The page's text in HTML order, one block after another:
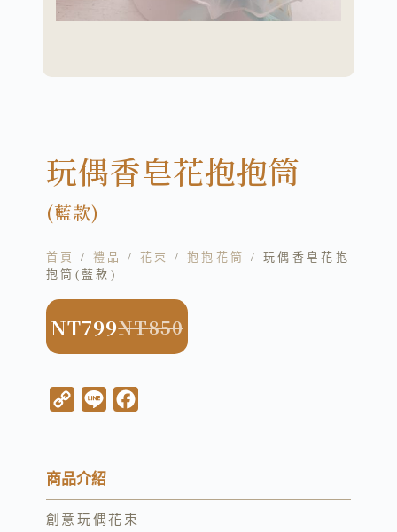
玩偶香皂花抱抱筒
(藍款)
首頁 / 禮品 / 花束 / 抱抱花筒
/ 玩偶香皂花抱
抱筒(藍款)
NT850
NT799
y
L
i
e
b
商品介紹
創意玩偶花束